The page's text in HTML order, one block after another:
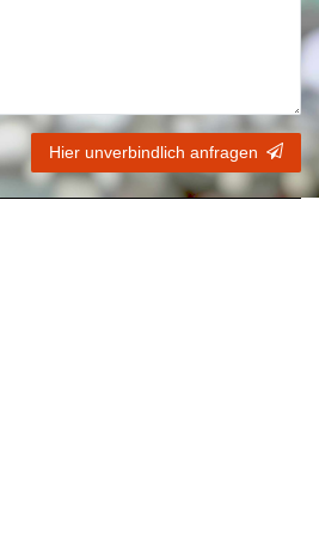
Hier unverbindlich anfragen